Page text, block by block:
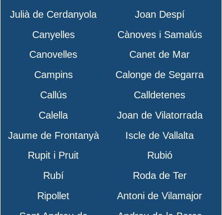
Julià de Cerdanyola
Joan Despí
Canyelles
Cànoves i Samalús
Canovelles
Canet de Mar
Campins
Calonge de Segarra
Callús
Calldetenes
Calella
Joan de Vilatorrada
Jaume de Frontanyà
Iscle de Vallalta
Rupit i Pruit
Rubió
Rubí
Roda de Ter
Ripollet
Antoni de Vilamajor